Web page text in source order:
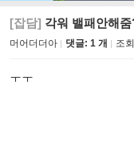
[잡담] 각워 밸패안해
머어더더아 댓글: 1 개 조
ㅜㅜ